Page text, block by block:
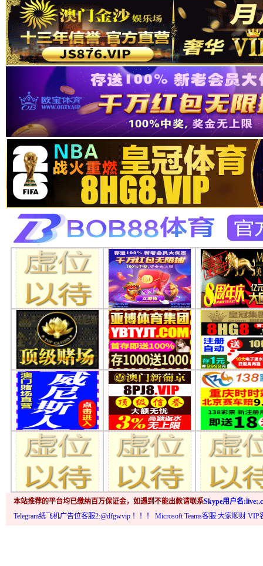
本站推荐的平台均已缴纳百万保证金，如遇到不能出款请联系Skype用户名
Telegram纸飞机广告位客服2:@dfgwvip ！！！ Microsoft Teams客服:大家顺财 VIP